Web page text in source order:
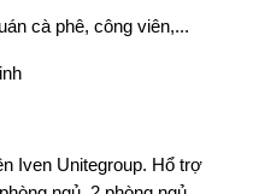
cà phê, công viên,...
Iven Unitegroup. Hổ trợ